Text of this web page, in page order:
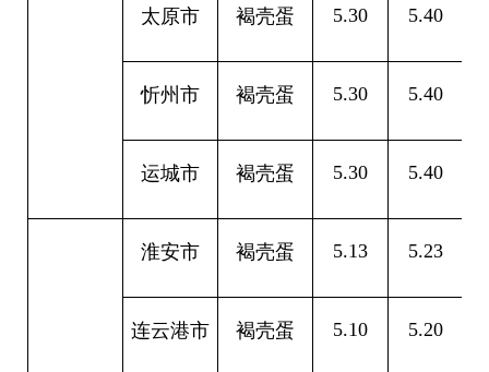
太原市 褐壳蛋 5.30 5.40
忻州市 褐壳蛋 5.30 5.40
运城市 褐壳蛋 5.30 5.40
淮安市 褐壳蛋 5.13 5.23
连云港市 褐壳蛋 5.10 5.20